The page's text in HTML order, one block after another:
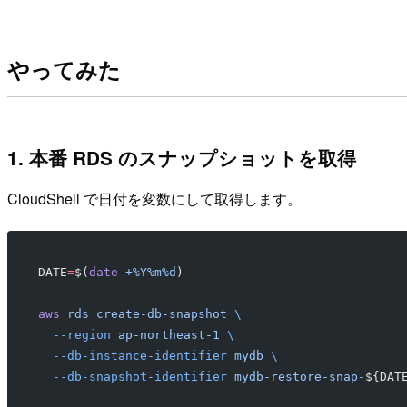
やってみた
1. 本番 RDS のスナップショットを取得
CloudShell で日付を変数にして取得します。
DATE=$( date +%Y%m%d )
aws rds create-db-snapshot \
  --region
ap-northeast-1
\
  --db-instance-identifier
mydb \
  --db-snapshot-identifier
mydb-restore-snap-